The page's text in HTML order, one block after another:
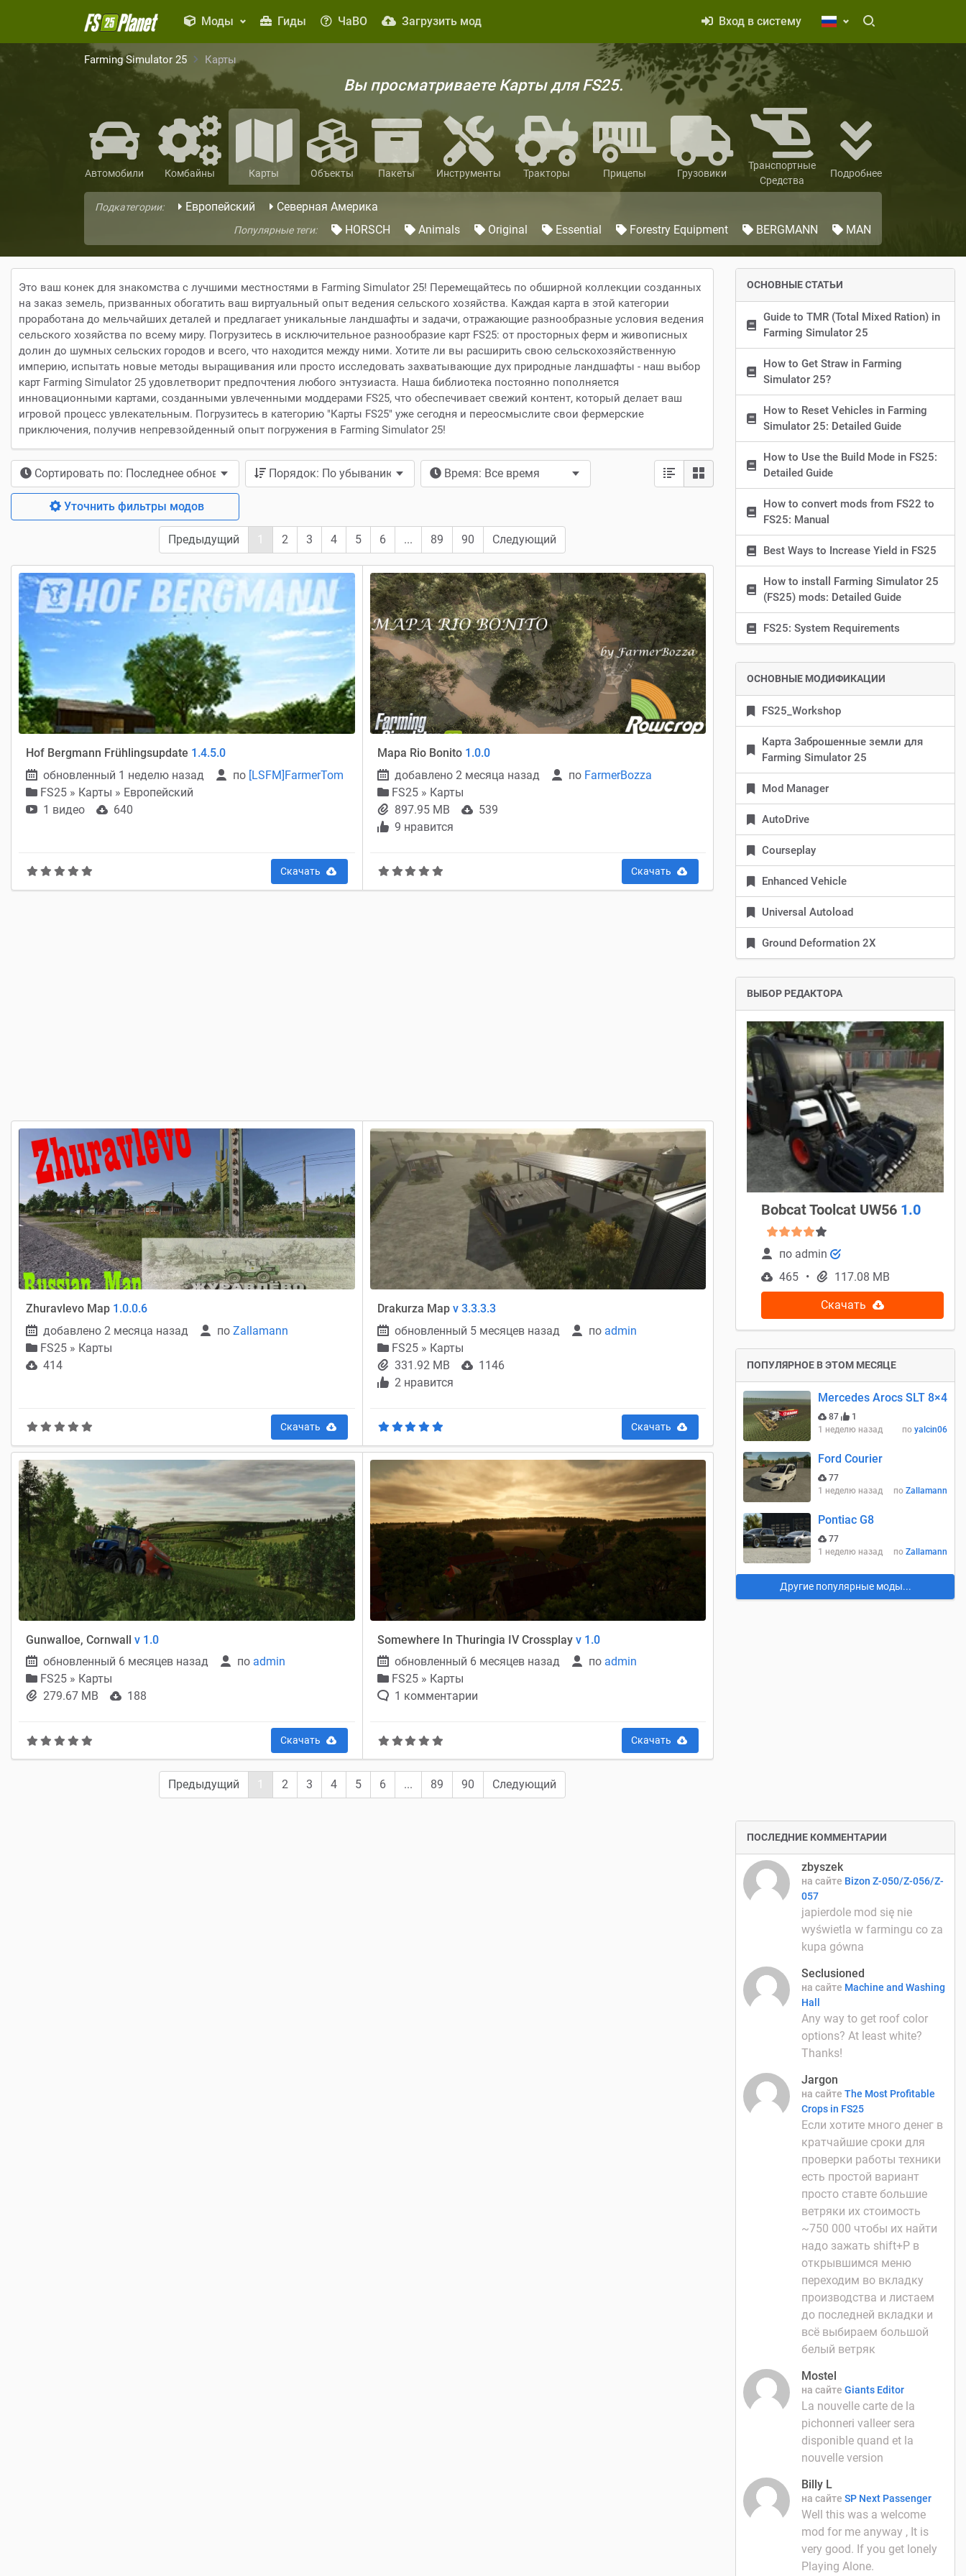
Моды Гиды ЧаВО Загрузить мод Вход в систему
Farming Simulator 25 Карты
Вы просматриваете Карты для FS25.
Автомобили Комбайны Карты Объекты Пакеты Инструменты Тракторы Прицепы Грузовики
Транспортные
Средства
Подробнее
Подкатегории: Европейский Северная Америка
Популярные теги: HORSCH Animals Original Essential Forestry Equipment BERGMANN MAN
Это ваш конек для знакомства с лучшими местностями в Farming Simulator 25! Перемещайтесь по обширной коллекции созданных
на заказ земель, призванных обогатить ваш виртуальный опыт ведения сельского хозяйства. Каждая карта в этой категории
проработана до мельчайших деталей и предлагает уникальные ландшафты и задачи, отражающие разнообразные условия ведения
сельского хозяйства по всему миру. Погрузитесь в исключительное разнообразие карт FS25: от просторных ферм и живописных
долин до шумных сельских городов и всего, что находится между ними. Хотите ли вы расширить свою сельскохозяйственную
империю, испытать новые методы выращивания или просто исследовать захватывающие дух природные ландшафты - наш выбор
карт Farming Simulator 25 удовлетворит предпочтения любого энтузиаста. Наша библиотека постоянно пополняется
инновационными картами, созданными увлеченными моддерами FS25, что обеспечивает свежий контент, который делает ваш
игровой процесс увлекательным. Погрузитесь в категорию "Карты FS25" уже сегодня и переосмыслите свои фермерские
приключения, получив непревзойденный опыт погружения в Farming Simulator 25!
Сортировать по: Последнее обновление Порядок: По убыванию Время: Все время
Уточнить фильтры модов
Предыдущий 1 2 3 4 5 6 ... 89 90 Следующий
Hof Bergmann Frühlingsupdate 1.4.5.0
обновленный 1 неделю назад
по [LSFM]FarmerTom
FS25 » Карты » Европейский
1 видео
640
Скачать
Mapa Rio Bonito 1.0.0
добавлено 2 месяца назад
по FarmerBozza
FS25 » Карты
897.95 MB
539
9 нравится
Скачать
Zhuravlevo Map 1.0.0.6
добавлено 2 месяца назад
по Zallamann
FS25 » Карты
414
Скачать
Drakurza Map v 3.3.3.3
обновленный 5 месяцев назад
по admin
FS25 » Карты
331.92 MB
1146
2 нравится
Скачать
Gunwalloe, Cornwall v 1.0
обновленный 6 месяцев назад
по admin
FS25 » Карты
279.67 MB
188
Скачать
Somewhere In Thuringia IV Crossplay v 1.0
обновленный 6 месяцев назад
по admin
FS25 » Карты
1 комментарии
Скачать
Предыдущий 1 2 3 4 5 6 ... 89 90 Следующий
ОСНОВНЫЕ СТАТЬИ
Guide to TMR (Total Mixed Ration) in
Farming Simulator 25
How to Get Straw in Farming
Simulator 25?
How to Reset Vehicles in Farming
Simulator 25: Detailed Guide
How to Use the Build Mode in FS25:
Detailed Guide
How to convert mods from FS22 to
FS25: Manual
Best Ways to Increase Yield in FS25
How to install Farming Simulator 25
(FS25) mods: Detailed Guide
FS25: System Requirements
ОСНОВНЫЕ МОДИФИКАЦИИ
FS25_Workshop
Карта Заброшенные земли для
Farming Simulator 25
Mod Manager
AutoDrive
Courseplay
Enhanced Vehicle
Universal Autoload
Ground Deformation 2X
ВЫБОР РЕДАКТОРА
Bobcat Toolcat UW56 1.0
по admin
465
117.08 MB
Скачать
ПОПУЛЯРНОЕ В ЭТОМ МЕСЯЦЕ
Mercedes Arocs SLT 8×4
87
1
1 неделю назад
по yalcin06
Ford Courier
77
1 неделю назад
по Zallamann
Pontiac G8
77
1 неделю назад
по Zallamann
Другие популярные моды...
ПОСЛЕДНИЕ КОММЕНТАРИИ
zbyszek
на сайте Bizon Z-050/Z-056/Z-
057
japierdole mod się nie
wyświetla w farmingu co za
kupa gówna
Seclusioned
на сайте Machine and Washing
Hall
Any way to get roof color
options? At least white?
Thanks!
Jargon
на сайте The Most Profitable
Crops in FS25
Если хотите много денег в
кратчайшие сроки для
проверки работы техники
есть простой вариант
просто ставте большие
ветряки их стоимость
~750 000 чтобы их найти
надо зажать shift+P в
открывшимся меню
переходим во вкладку
производства и листаем
до последней вкладки и
всё выбираем большой
белый ветряк
Mostel
на сайте Giants Editor
La nouvelle carte de la
pichonneri valleer sera
disponible quand et la
nouvelle version
Billy L
на сайте SP Next Passenger
Well this was a welcome
mod for me anyway , It is
very good. If you get lonely
Playing Alone.